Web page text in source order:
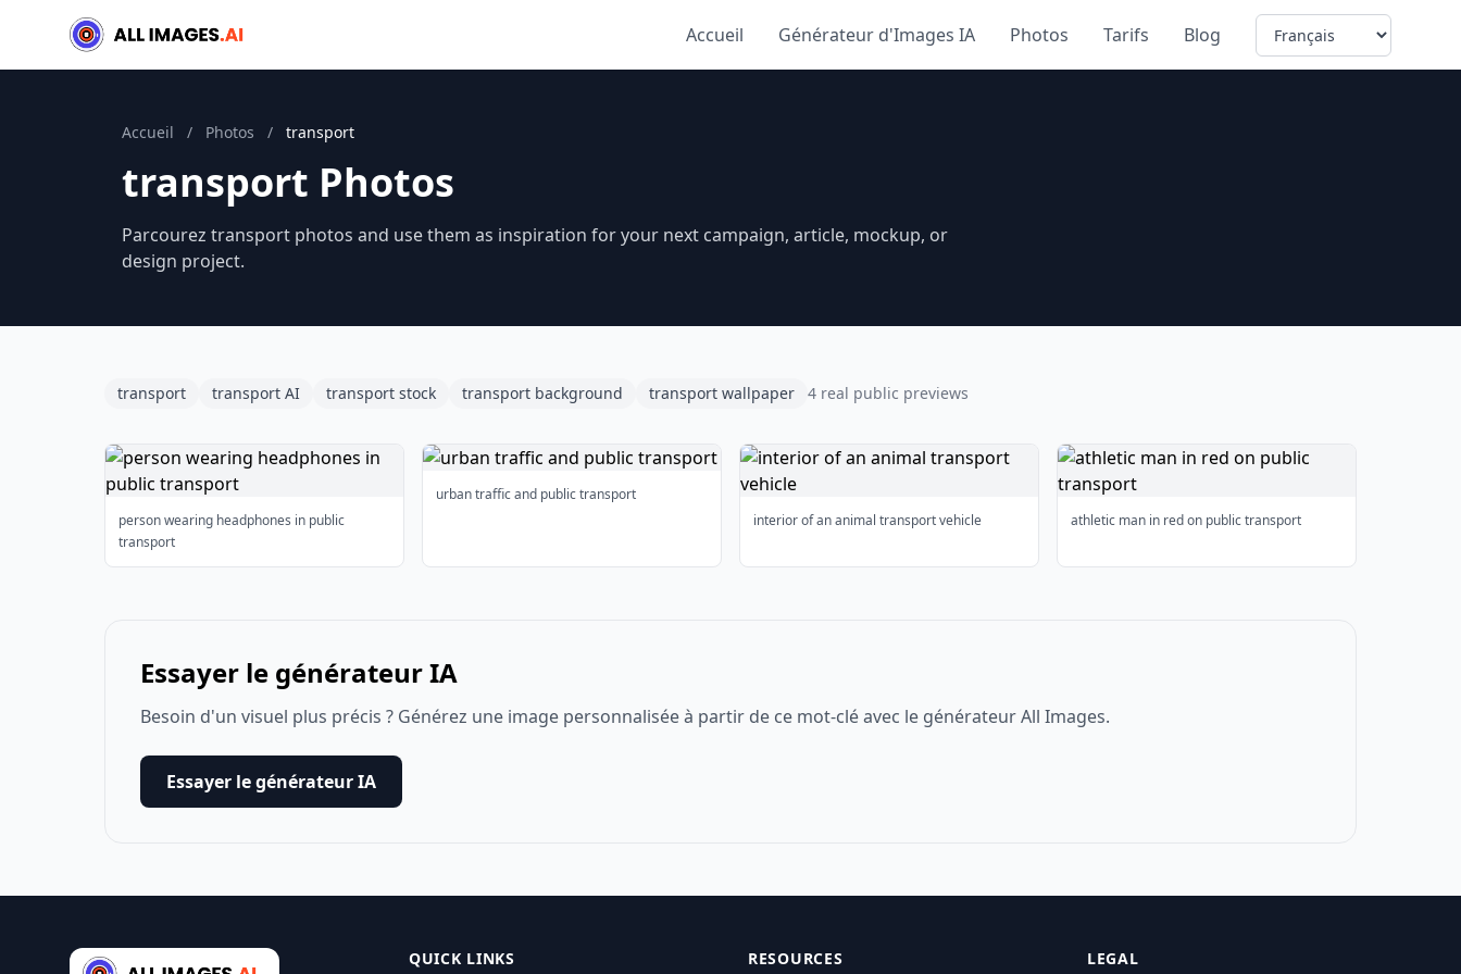
Accueil Générateur d'Images IA Photos Tarifs Blog Language
Accueil / Photos / transport
transport Photos
Parcourez transport photos and use them as inspiration for your next campaign, article, mockup, or
design project.
transport transport AI transport stock transport background transport wallpaper 4 real public previews
person wearing headphones in public
transport
urban traffic and public transport
interior of an animal transport vehicle
athletic man in red on public transport
Essayer le générateur IA
Besoin d'un visuel plus précis ? Générez une image personnalisée à partir de ce mot-clé avec le générateur All Images.
Essayer le générateur IA
QUICK LINKS RESOURCES LEGAL